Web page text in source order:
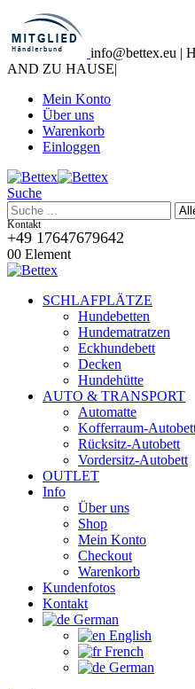
info@bettex.eu |
AND ZU HAUSE|
Mein Konto
Über uns
Warenkorb
Einloggen
Suche
Kontakt
+49 17647679642
00 Element
SCHLAFPLÄTZE
Hundebetten
Hundematratzen
Eckhundebett
Decken
Hundehütte
AUTO & TRANSPORT
Automatte
Kofferraum-
Rücksitz-Autobett
Vordersitz-Autobett
OUTLET
Info
Über uns
Shop
Mein Konto
Checkout
Warenkorb
Kundenfotos
Kontakt
German
English
French
German